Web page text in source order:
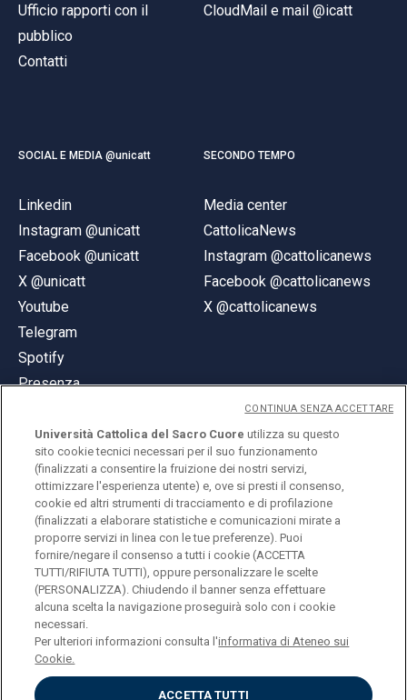
Ufficio rapporti con il
pubblico
Contatti
CloudMail e mail @icatt
SOCIAL E MEDIA @unicatt
Linkedin
Instagram @unicatt
Facebook @unicatt
X @unicatt
Youtube
Telegram
Spotify
Presenza
SECONDO TEMPO
Media center
CattolicaNews
Instagram @cattolicanews
Facebook @cattolicanews
X @cattolicanews
© Università Cattolica del Sacro Cuore
Largo A. Gemelli 1, 20123 Milano
PI 02133120150
ENGLISH
Università Cattolica del Sacro Cuore utilizza su questo
sito cookie tecnici necessari per il suo funzionamento
(finalizzati a consentire la fruizione dei nostri servizi,
ottimizzare l'esperienza utente) e, ove si presti il consenso,
cookie ed altri strumenti di tracciamento e di profilazione
(finalizzati a elaborare statistiche e comunicazioni mirate a
proporre servizi in linea con le tue preferenze). Puoi
fornire/negare il consenso a tutti i cookie (ACCETTA
TUTTI/RIFIUTA TUTTI), oppure personalizzare le scelte
(PERSONALIZZA). Chiudendo il banner senza effettuare
alcuna scelta la navigazione proseguirà solo con i cookie
necessari.
Per ulteriori informazioni consulta l'informativa di Ateneo sui
Cookie.
ACCETTA TUTTI
CONTINUA SENZA ACCETTARE